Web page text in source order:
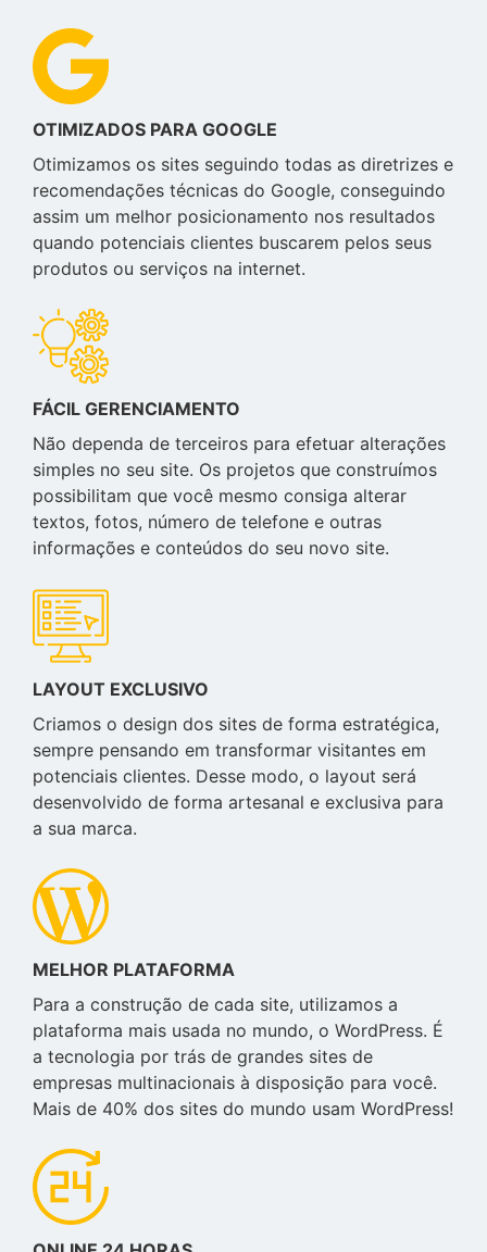
OTIMIZADOS PARA GOOGLE
Otimizamos os sites seguindo todas as diretrizes e
recomendações técnicas do Google, conseguindo
assim um melhor posicionamento nos resultados
quando potenciais clientes buscarem pelos seus
produtos ou serviços na internet.
FÁCIL GERENCIAMENTO
Não dependa de terceiros para efetuar alterações
simples no seu site. Os projetos que construímos
possibilitam que você mesmo consiga alterar
textos, fotos, número de telefone e outras
informações e conteúdos do seu novo site.
LAYOUT EXCLUSIVO
Criamos o design dos sites de forma estratégica,
sempre pensando em transformar visitantes em
potenciais clientes. Desse modo, o layout será
desenvolvido de forma artesanal e exclusiva para
a sua marca.
MELHOR PLATAFORMA
Para a construção de cada site, utilizamos a
plataforma mais usada no mundo, o WordPress. É
a tecnologia por trás de grandes sites de
empresas multinacionais à disposição para você.
Mais de 40% dos sites do mundo usam WordPress!